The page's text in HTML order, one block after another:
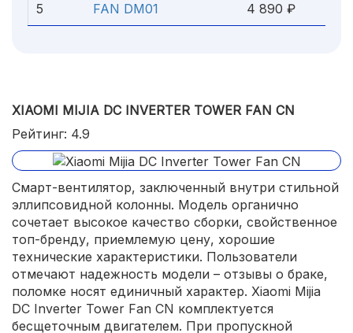
5
FAN DM01
4 890 ₽
XIAOMI MIJIA DC INVERTER TOWER FAN CN
Рейтинг: 4.9
Смарт-вентилятор, заключенный внутри стильной
эллипсовидной колонны. Модель органично
сочетает высокое качество сборки, свойственное
топ-бренду, приемлемую цену, хорошие
технические характеристики. Пользователи
отмечают надежность модели – отзывы о браке,
поломке носят единичный характер. Xiaomi Mijia
DC Inverter Tower Fan CN комплектуется
бесщеточным двигателем. При пропускной